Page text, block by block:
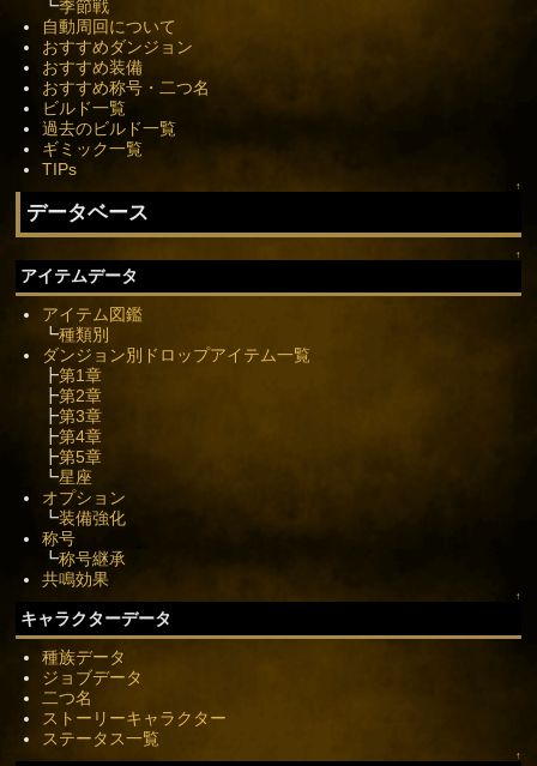
┗季節戦
自動周回について
おすすめダンジョン
おすすめ装備
おすすめ称号・二つ名
ビルド一覧
過去のビルド一覧
ギミック一覧
TIPs
↑
データベース
↑
アイテムデータ
アイテム図鑑
┗種類別
ダンジョン別ドロップアイテム一覧
┣第1章
┣第2章
┣第3章
┣第4章
┣第5章
┗星座
オプション
┗装備強化
称号
┗称号継承
共鳴効果
↑
キャラクターデータ
種族データ
ジョブデータ
二つ名
ストーリーキャラクター
ステータス一覧
↑